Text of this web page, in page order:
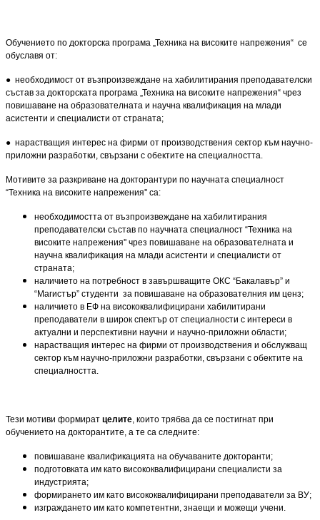
Обучението по докторска програма „Техника на високите напрежения“ се
обуславя от:
● необходимост от възпроизвеждане на хабилитирания преподавателски
състав за докторската програма „Техника на високите напрежения“ чрез
повишаване на образователната и научна квалификация на млади
асистенти и специалисти от страната;
● нарастващия интерес на фирми от производствения сектор към научно-
приложни разработки, свър­зани с обектите на специалността.
Мотивите за разкриване на докторантури по научната специалност
“Техника на високите напрежения'' са:
необходимостта от възпроизвеждане на хабилитирания
преподавателски състав по научната специалност “Техника на
високите напрежения'' чрез повишаване на образователната и
научна квалификация на млади асистенти и специалисти от
страната;
наличието на потребност в завършващите ОКС “Бакалавър” и
“Магистър” студенти за повишаване на образователния им ценз;
наличието в ЕФ на висококвалифицирани хабилитирани
преподаватели в широк спектър от специалности с интереси в
актуални и перспективни научни и научно-приложни области;
нарастващия интерес на фирми от производствения и обслужващ
сектор към научно-приложни разработки, свързани с обектите на
специалността.
Тези мотиви формират целите, които трябва да се постигнат при
обучението на докторантите, а те са следните:
повишаване квалификацията на обучаваните докторанти;
подготовката им като висококвалифицирани специалисти за
индустрията;
формирането им като висококвалифицирани преподаватели за ВУ;
изграждането им като компетентни, знаещи и можещи учени.